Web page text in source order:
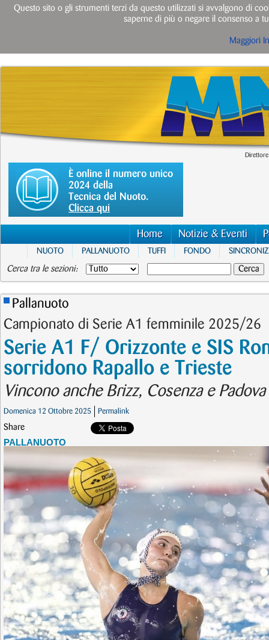
È online il numero unico
2024 della
Tecnica del Nuoto.
Clicca qui
Home Notizie & Eventi
NUOTO PALLANUOTO TUFFI FONDO
Cerca tra le sezioni:
Pallanuoto
Campionato di Serie A1 femminile 2025/26
Serie A1 F/ Orizzonte e SIS
sorridono Rapallo e Trieste
Vincono anche Brizz, Cosenza e
Domenica 12 Ottobre 2025 Permalink
Share
PALLANUOTO
Questo sito o gli strumenti terzi da questo utilizzati si avvalgono di
saperne di più o negare il consenso a
Maggiori